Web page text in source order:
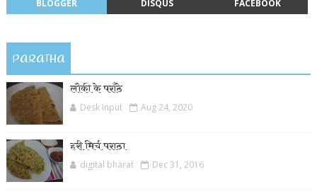
BLOGGER DISQUS FACEBOOK
PARATHA
लौकी के पराँठे
Desk Input Aug 24, 2020
हरी मिर्च पराठा
digital bharat Dec 31, 2016